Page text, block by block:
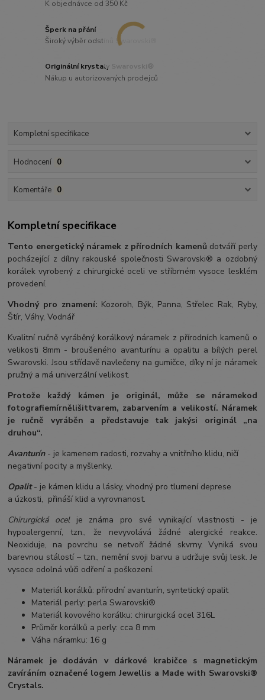
K objednávce od 350 Kč
Šperk na přání
Široký výběr odstínů Swarovski®
Originální krystaly Swarovski®
Nákup u autorizovaných prodejců
Kompletní specifikace
Hodnocení 0
Komentáře 0
Kompletní specifikace
Tento energetický náramek z přírodních kamenů dotváří perly
pocházející z dílny rakouské společnosti Swarovski® a ozdobný
korálek vyrobený z chirurgické oceli ve stříbrném vysoce lesklém
provedení.
Vhodný pro znamení: Kozoroh, Býk, Panna, Střelec Rak, Ryby,
Štír, Váhy, Vodnář
Kvalitní ručně vyráběný korálkový náramek z přírodních kamenů o
velikosti 8mm - broušeného avanturínu a opalitu a bílých perel
Swarovski. Jsou střídavě navlečeny na gumičce, díky ní je náramek
pružný a má univerzální velikost.
Protože každý kámen je originál, může se náramekod
fotografiemírnělišittvarem, zabarvením a velikostí. Náramek
je ručně vyráběn a představuje tak jakýsi originál „na
druhou“.
Avanturín- je kamenem radosti, rozvahy a vnitřního klidu, ničí
negativní pocity a myšlenky.
Opalit- je kámen klidu a lásky, vhodný pro tlumení deprese
a úzkosti, přináší klid a vyrovnanost.
Chirurgická ocelje známa pro své vynikající vlastnosti - je
hypoalergenní, tzn., že nevyvolává žádné alergické reakce.
Neoxiduje, na povrchu se netvoří žádné skvrny. Vyniká svou
barevnou stálostí – tzn., nemění svoji barvu a udržuje svůj lesk. Je
vysoce odolná vůči odření a poškození.
Materiál korálků: přírodní avanturín, syntetický opalit
Materiál perly: perla Swarovski®
Materiál kovového korálku: chirurgická ocel 316L
Průměr korálků a perly: cca 8 mm
Váha náramku: 16 g
Náramek je dodáván v dárkové krabičce s magnetickým
zavíráním označené logem Jewellis a Made with Swarovski®
Crystals.